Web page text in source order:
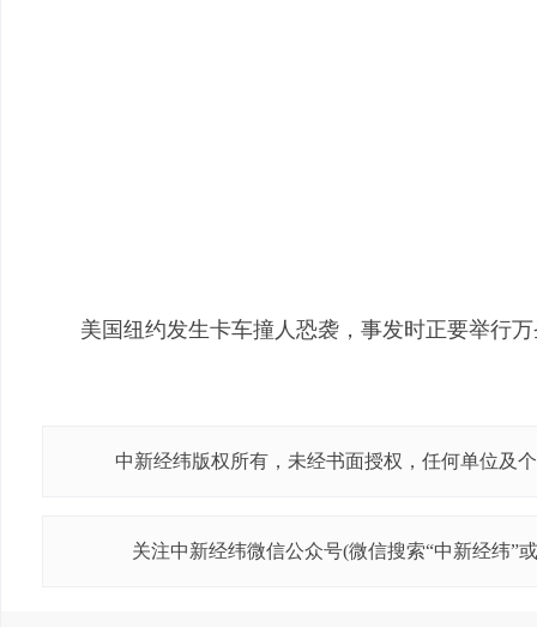
美国纽约发生卡车撞人恐袭，事发时正要举行万
中新经纬版权所有，未经书面授权，任何单位及
关注中新经纬微信公众号(微信搜索“中新经纬”